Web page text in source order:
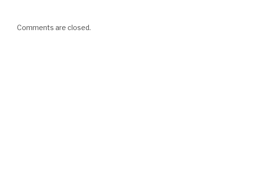
Comments are closed.